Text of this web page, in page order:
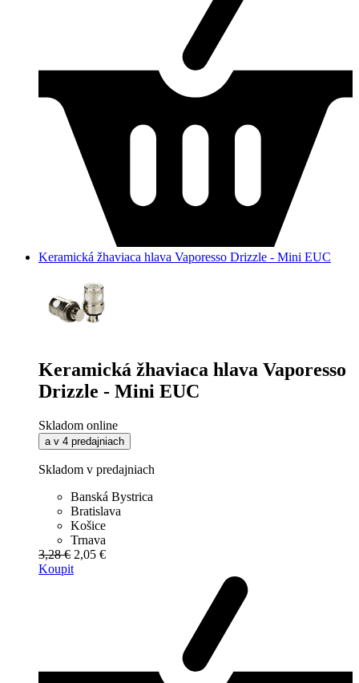
Keramická žhaviaca hlava Vaporesso Drizzle - Mini EUC
Keramická žhaviaca hlava Vaporesso
Drizzle - Mini EUC
Skladom online
a v 4 predajniach
Skladom v predajniach
Banská Bystrica
Bratislava
Košice
Trnava
3,28 € 2,05 €
Koupit